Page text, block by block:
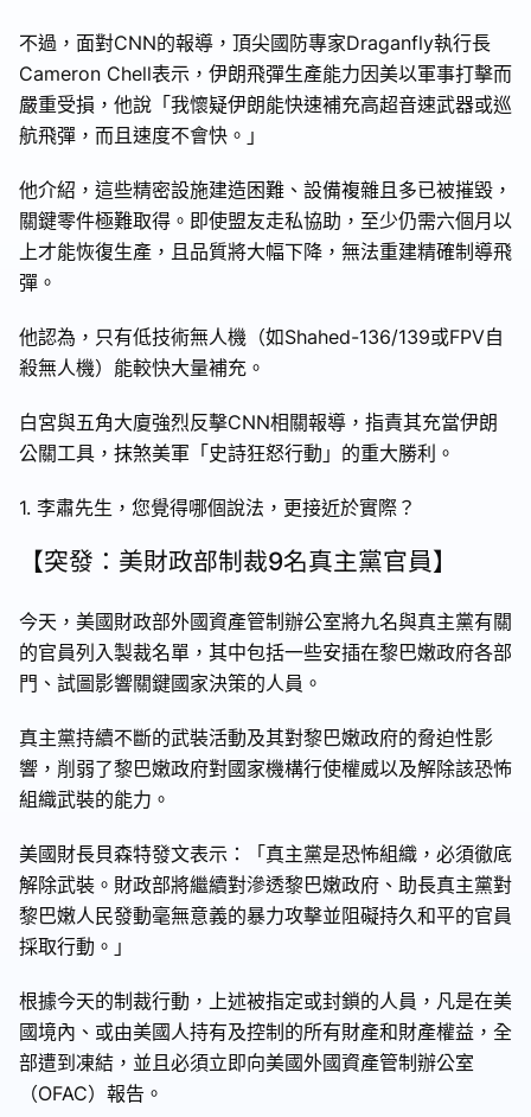
不過，面對CNN的報導，頂尖國防專家Draganfly執行長
Cameron Chell表示，伊朗飛彈生產能力因美以軍事打擊而
嚴重受損，他說「我懷疑伊朗能快速補充高超音速武器或巡
航飛彈，而且速度不會快。」
他介紹，這些精密設施建造困難、設備複雜且多已被摧毀，
關鍵零件極難取得。即使盟友走私協助，至少仍需六個月以
上才能恢復生產，且品質將大幅下降，無法重建精確制導飛
彈。
他認為，只有低技術無人機（如Shahed-136/139或FPV自
殺無人機）能較快大量補充。
白宮與五角大廈強烈反擊CNN相關報導，指責其充當伊朗
公關工具，抹煞美軍「史詩狂怒行動」的重大勝利。
1. 李肅先生，您覺得哪個說法，更接近於實際？
【突發：美財政部制裁9名真主黨官員】
今天，美國財政部外國資產管制辦公室將九名與真主黨有關
的官員列入製裁名單，其中包括一些安插在黎巴嫩政府各部
門、試圖影響關鍵國家決策的人員。
真主黨持續不斷的武裝活動及其對黎巴嫩政府的脅迫性影
響，削弱了黎巴嫩政府對國家機構行使權威以及解除該恐怖
組織武裝的能力。
美國財長貝森特發文表示：「真主黨是恐怖組織，必須徹底
解除武裝。財政部將繼續對滲透黎巴嫩政府、助長真主黨對
黎巴嫩人民發動毫無意義的暴力攻擊並阻礙持久和平的官員
採取行動。」
根據今天的制裁行動，上述被指定或封鎖的人員，凡是在美
國境內、或由美國人持有及控制的所有財產和財產權益，全
部遭到凍結，並且必須立即向美國外國資產管制辦公室
（OFAC）報告。